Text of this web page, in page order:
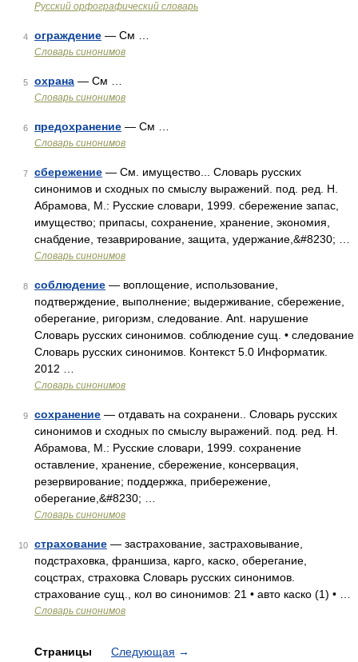
Русский орфографический словарь
4 ограждение — См …
Словарь синонимов
5 охрана — См …
Словарь синонимов
6 предохранение — См …
Словарь синонимов
7 сбережение — См. имущество... Словарь русских
синонимов и сходных по смыслу выражений. под. ред. Н.
Абрамова, М.: Русские словари, 1999. сбережение запас,
имущество; припасы, сохранение, хранение, экономия,
снабдение, тезаврирование, защита, удержание,&#8230; …
Словарь синонимов
8 соблюдение — воплощение, использование,
подтверждение, выполнение; выдерживание, сбережение,
оберегание, ригоризм, следование. Ant. нарушение
Словарь русских синонимов. соблюдение сущ. • следование
Словарь русских синонимов. Контекст 5.0 Информатик.
2012 …
Словарь синонимов
9 сохранение — отдавать на сохранени.. Словарь русских
синонимов и сходных по смыслу выражений. под. ред. Н.
Абрамова, М.: Русские словари, 1999. сохранение
оставление, хранение, сбережение, консервация,
резервирование; поддержка, прибережение,
оберегание,&#8230; …
Словарь синонимов
10 страхование — застрахование, застраховывание,
подстраховка, франшиза, карго, каско, оберегание,
соцстрах, страховка Словарь русских синонимов.
страхование сущ., кол во синонимов: 21 • авто каско (1) • …
Словарь синонимов
Страницы Следующая →